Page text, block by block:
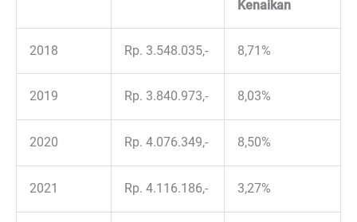
Kenaikan
2018 Rp. 3.548.035,- 8,71%
2019 Rp. 3.840.973,- 8,03%
2020 Rp. 4.076.349,- 8,50%
2021 Rp. 4.116.186,- 3,27%